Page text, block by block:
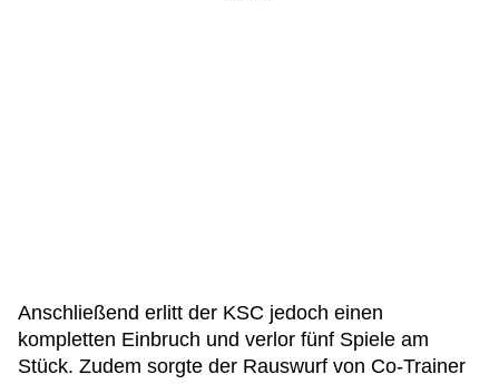
Anschließend erlitt der KSC jedoch einen
kompletten Einbruch und verlor fünf Spiele am
Stück. Zudem sorgte der Rauswurf von Co-Trainer